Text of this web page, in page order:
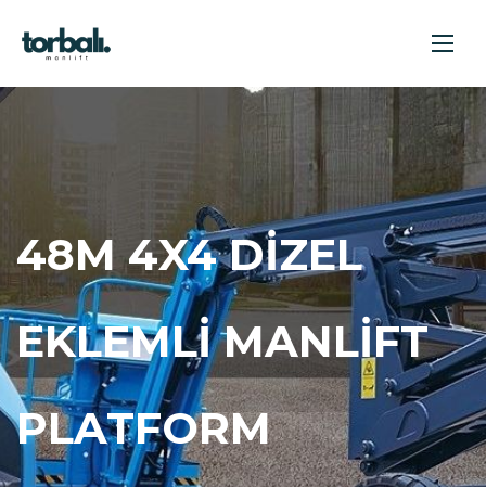
48M 4X4 DIZEL
EKLEMLI MANLIFT
PLATFORM